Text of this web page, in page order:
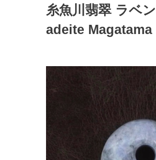
糸魚川翡翠 ラベ
adeite Magatama